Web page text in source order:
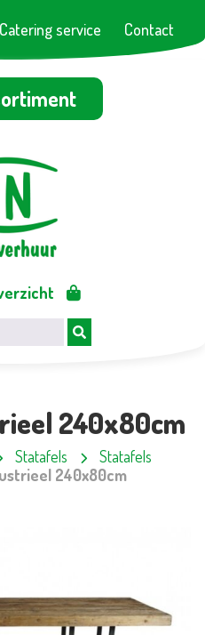
Catering service Contact
240x80cm
Statafels
Statafels
240x80cm